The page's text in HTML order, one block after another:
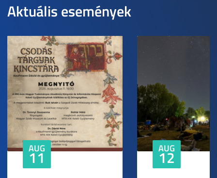
Aktuális események
AUG
11 AUG
12